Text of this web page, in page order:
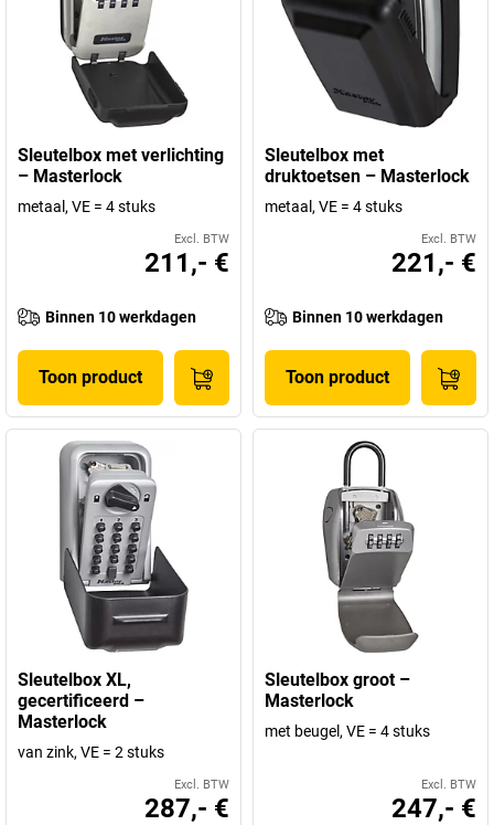
Sleutelbox met verlichting
– Masterlock
metaal, VE = 4 stuks
Excl. BTW
211,- €
Binnen 10 werkdagen
Toon product
Sleutelbox met
druktoetsen – Masterlock
metaal, VE = 4 stuks
Excl. BTW
221,- €
Binnen 10 werkdagen
Toon product
Sleutelbox XL,
gecertificeerd –
Masterlock
van zink, VE = 2 stuks
Excl. BTW
287,- €
Sleutelbox groot –
Masterlock
met beugel, VE = 4 stuks
Excl. BTW
247,- €